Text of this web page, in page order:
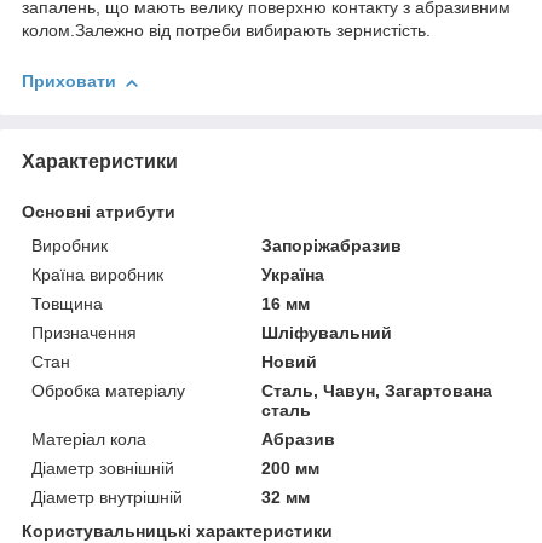
запалень, що мають велику поверхню контакту з абразивним
колом.Залежно від потреби вибирають зернистість.
Приховати
Характеристики
Основні атрибути
Виробник
Запоріжабразив
Країна виробник
Україна
Товщина
16 мм
Призначення
Шліфувальний
Стан
Новий
Обробка матеріалу
Сталь, Чавун, Загартована
сталь
Матеріал кола
Абразив
Діаметр зовнішній
200 мм
Діаметр внутрішній
32 мм
Користувальницькі характеристики